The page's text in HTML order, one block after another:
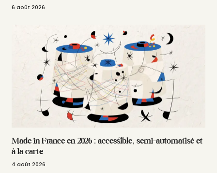
6 août 2026
Made in France en 2026 : accessible, semi-automatisé et
à la carte
4 août 2026